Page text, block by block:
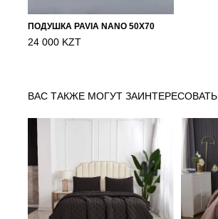
ПОДУШКА PAVIA NANO 50X70
24 000 KZT
ВАС ТАКЖЕ МОГУТ ЗАИНТЕРЕСОВАТЬ